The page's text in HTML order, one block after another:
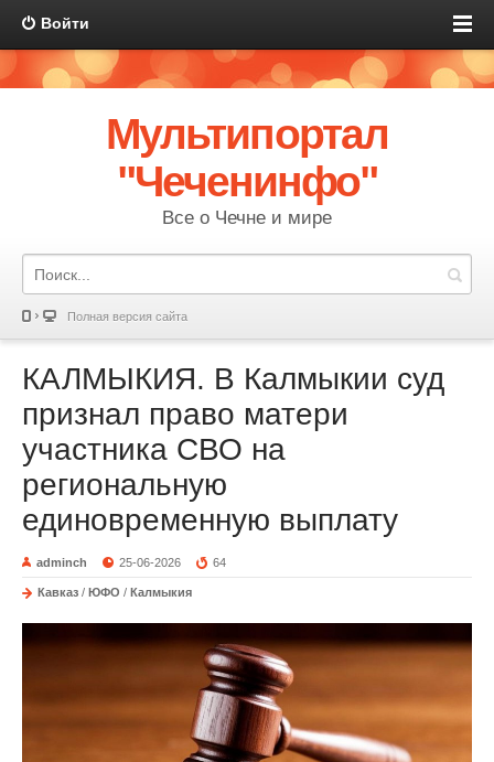
Войти
Мультипортал
"Чеченинфо"
Все о Чечне и мире
Полная версия сайта
КАЛМЫКИЯ. В Калмыкии суд
признал право матери
участника СВО на
региональную
единовременную выплату
adminch 25-06-2026 64
Кавказ / ЮФО / Калмыкия